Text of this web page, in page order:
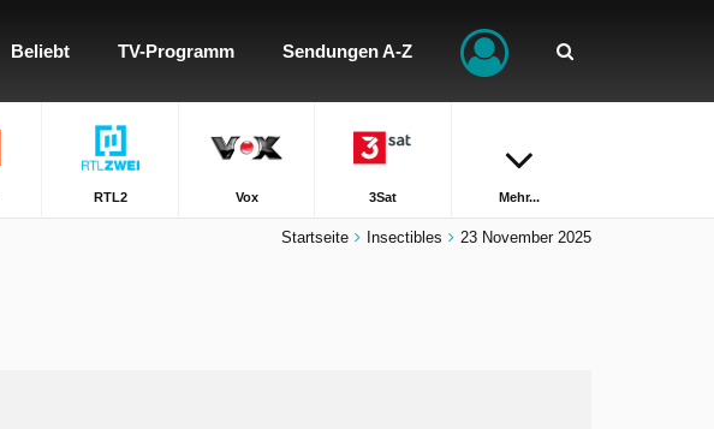
Beliebt TV-Programm Sendungen A-Z
RTL2 Vox 3Sat Mehr...
Startseite Insectibles 23 November 2025